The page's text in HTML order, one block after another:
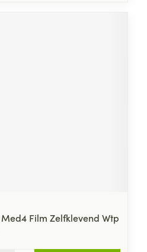
Film Zelfklevend Wtp